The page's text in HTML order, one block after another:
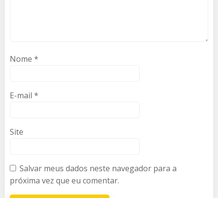
Nome *
E-mail *
Site
Salvar meus dados neste navegador para a
próxima vez que eu comentar.